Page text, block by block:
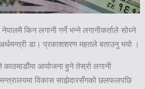
किन लगानी गर्ने भन्ने लगानीकर्ताले सोध्ने
डा। प्रकाशशरण महतले बताउनु भयो ।
आयोजना हुने तेस्रो लगानी
मन्त्रालयमा विकास साझेदारसँगको छलफलपछि